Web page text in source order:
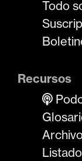
Todo
Recursos